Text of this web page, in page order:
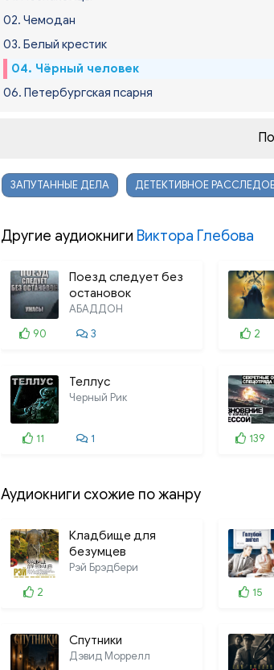
02. Чемодан
03. Белый крестик
04. Чёрный человек
06. Петербургская псарня
ЗАПУТАННЫЕ ДЕЛА ДЕТЕКТИВНОЕ
Другие аудиокниги Виктора Глебова
Поезд следует без
остановок
АБАДДОН
90
3 2
Теллус
Черный Рик
11 1 139
Аудиокниги схожие по жанру
Кладбище для
безумцев
Рэй Брэдбери
2
15
Спутники
Дэвид Моррелл